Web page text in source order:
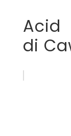
Acid
di